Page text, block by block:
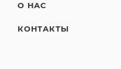
О НАС
КОНТАКТЫ